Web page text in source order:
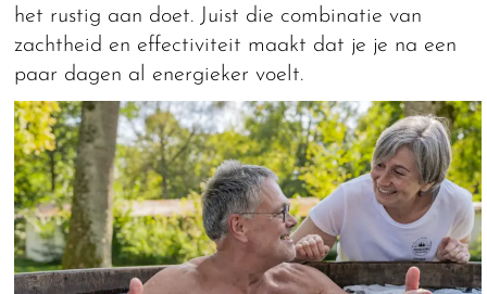
het rustig aan doet. Juist die combinatie van
zachtheid en effectiviteit maakt dat je je na een
paar dagen al energieker voelt.